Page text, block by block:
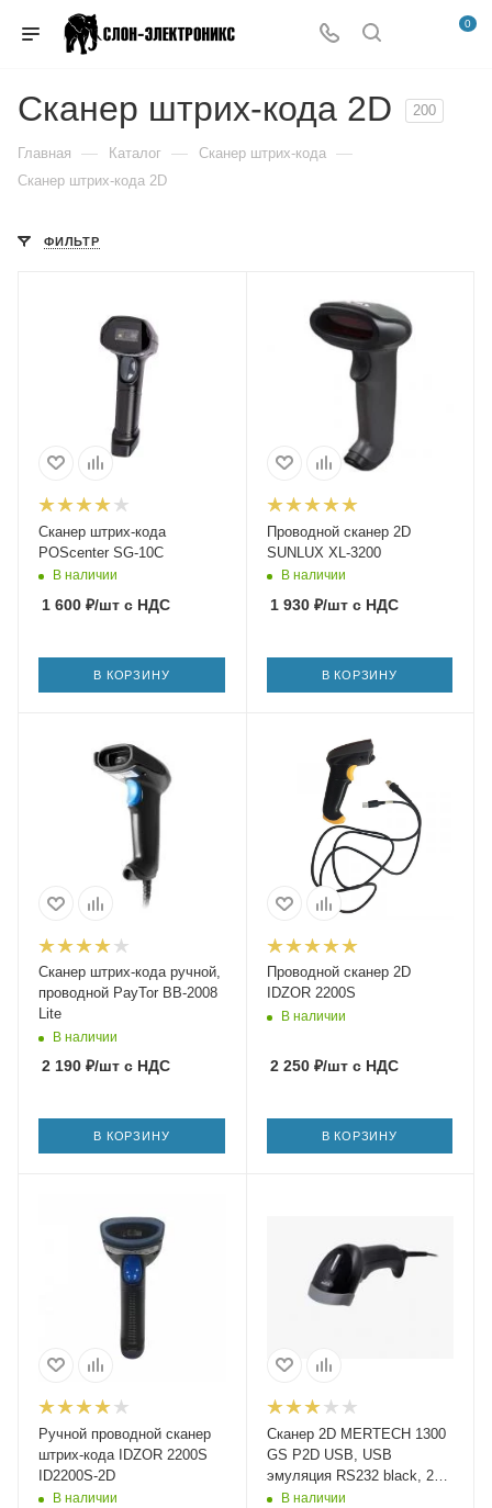
0
Сканер штрих-кода 2D 200
Главная — Каталог — Сканер штрих-кода —
Сканер штрих-кода 2D
ФИЛЬТР
Сканер штрих-кода
POScenter SG-10C
В наличии
1 600 ₽/шт с НДС
В КОРЗИНУ
Проводной сканер 2D
SUNLUX XL-3200
В наличии
1 930₽/штс НДС
В КОРЗИНУ
Сканер штрих-кода ручной,
проводной PayTor BB-2008
Lite
В наличии
2 190 ₽/шт с НДС
В КОРЗИНУ
Проводной сканер 2D
IDZOR 2200S
В наличии
2 250₽/штс НДС
В КОРЗИНУ
Ручной проводной сканер
штрих-кода IDZOR 2200S
ID2200S-2D
В наличии
Сканер 2D MERTECH 1300
GS P2D USB, USB
эмуляция RS232 black, 2m
cableВ наличии